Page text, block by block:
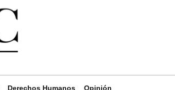
Derechos Humanos Opinión